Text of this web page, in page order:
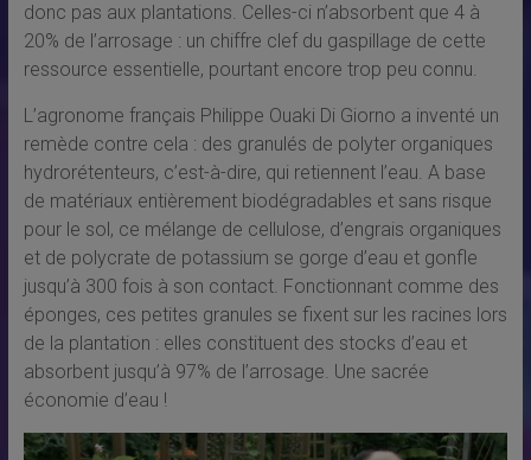
donc pas aux plantations. Celles-ci n’absorbent que 4 à
20% de l’arrosage : un chiffre clef du gaspillage de cette
ressource essentielle, pourtant encore trop peu connu.
L’agronome français Philippe Ouaki Di Giorno a inventé un
remède contre cela : des granulés de polyter organiques
hydrorétenteurs, c’est-à-dire, qui retiennent l’eau. A base
de matériaux entièrement biodégradables et sans risque
pour le sol, ce mélange de cellulose, d’engrais organiques
et de polycrate de potassium se gorge d’eau et gonfle
jusqu’à 300 fois à son contact. Fonctionnant comme des
éponges, ces petites granules se fixent sur les racines lors
de la plantation : elles constituent des stocks d’eau et
absorbent jusqu’à 97% de l’arrosage. Une sacrée
économie d’eau !